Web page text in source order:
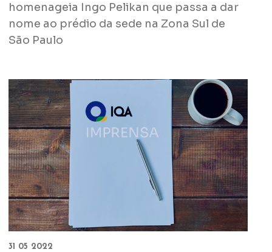
homenageia Ingo Pelikan que passa a dar
nome ao prédio da sede na Zona Sul de
São Paulo
31 05 2022